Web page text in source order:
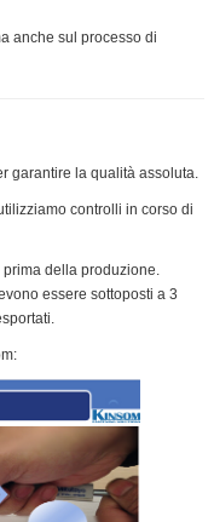
anche sul processo di
garantire la qualità assoluta.
controlli in corso di
della produzione.
essere sottoposti a 3